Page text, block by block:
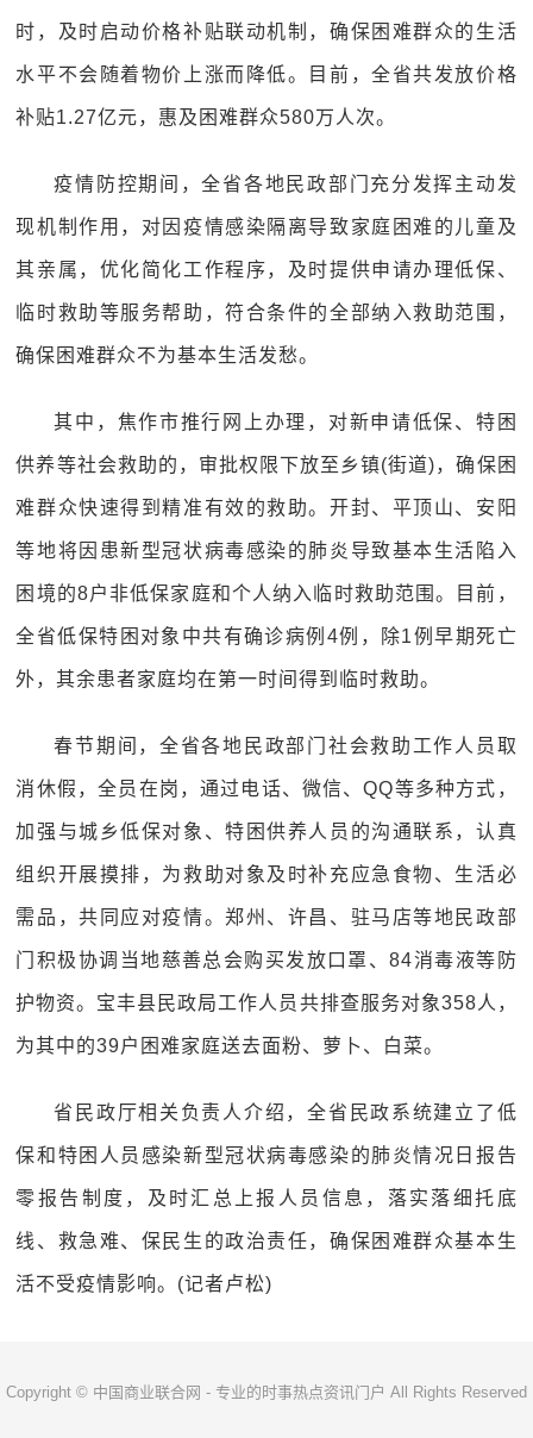
时，及时启动价格补贴联动机制，确保困难群众的生活
水平不会随着物价上涨而降低。目前，全省共发放价格
补贴1.27亿元，惠及困难群众580万人次。
疫情防控期间，全省各地民政部门充分发挥主动发
现机制作用，对因疫情感染隔离导致家庭困难的儿童及
其亲属，优化简化工作程序，及时提供申请办理低保、
临时救助等服务帮助，符合条件的全部纳入救助范围，
确保困难群众不为基本生活发愁。
其中，焦作市推行网上办理，对新申请低保、特困
供养等社会救助的，审批权限下放至乡镇(街道)，确保困
难群众快速得到精准有效的救助。开封、平顶山、安阳
等地将因患新型冠状病毒感染的肺炎导致基本生活陷入
困境的8户非低保家庭和个人纳入临时救助范围。目前，
全省低保特困对象中共有确诊病例4例，除1例早期死亡
外，其余患者家庭均在第一时间得到临时救助。
春节期间，全省各地民政部门社会救助工作人员取
消休假，全员在岗，通过电话、微信、QQ等多种方式，
加强与城乡低保对象、特困供养人员的沟通联系，认真
组织开展摸排，为救助对象及时补充应急食物、生活必
需品，共同应对疫情。郑州、许昌、驻马店等地民政部
门积极协调当地慈善总会购买发放口罩、84消毒液等防
护物资。宝丰县民政局工作人员共排查服务对象358人，
为其中的39户困难家庭送去面粉、萝卜、白菜。
省民政厅相关负责人介绍，全省民政系统建立了低
保和特困人员感染新型冠状病毒感染的肺炎情况日报告
零报告制度，及时汇总上报人员信息，落实落细托底
线、救急难、保民生的政治责任，确保困难群众基本生
活不受疫情影响。(记者卢松)
Copyright © 中国商业联合网 - 专业的时事热点资讯门户 All Rights Reserved